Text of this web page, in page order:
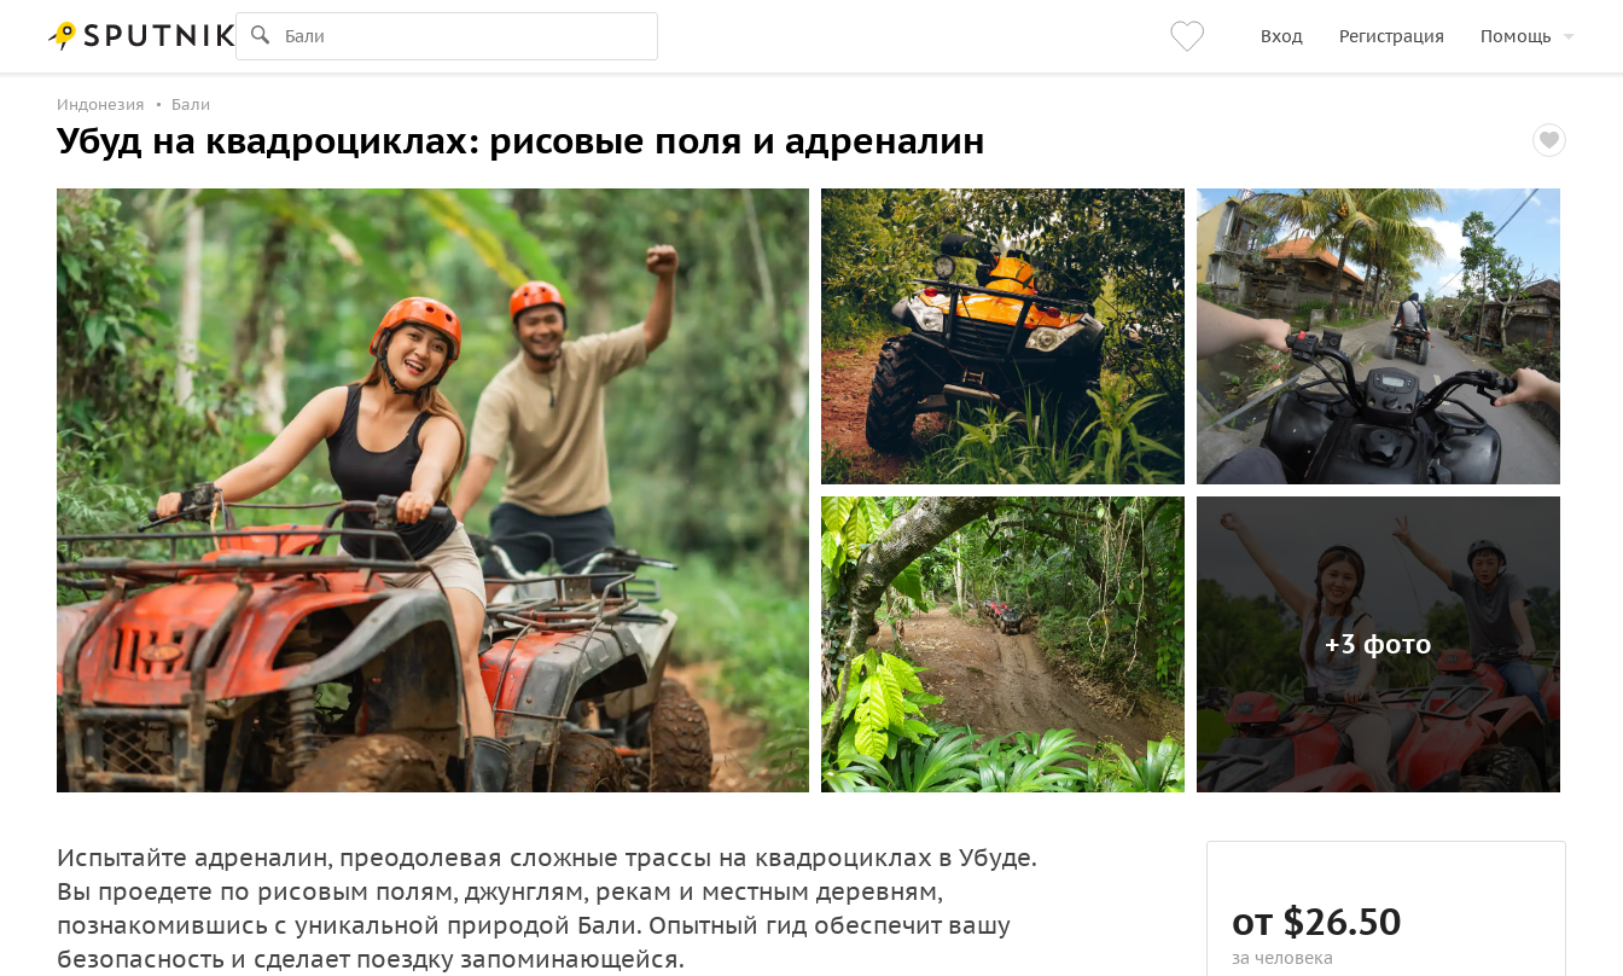
Вход Регистрация Помощь
Индонезия Бали
Убуд на квадроциклах: рисовые поля и адреналин
+3 фото
Испытайте адреналин, преодолевая сложные трассы на квадроциклах в Убуде.
Вы проедете по рисовым полям, джунглям, рекам и местным деревням,
познакомившись с уникальной природой Бали. Опытный гид обеспечит вашу
безопасность и сделает поездку запоминающейся.
от $26.50
за человека